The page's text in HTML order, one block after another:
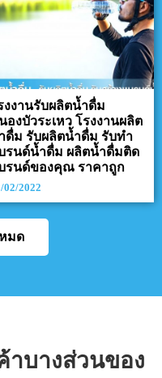
งงานรับผลิตน้ำดื่ม
องบัวระเหว โรงงานผลิต
ดื่ม รับผลิตน้ำดื่ม รับทำ
รนด์น้ำดื่ม ผลิตน้ำดื่มติด
รนด์ของคุณ ราคาถูก
02/2022
มด
าบางส่วนของ